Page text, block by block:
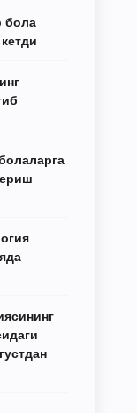
бола